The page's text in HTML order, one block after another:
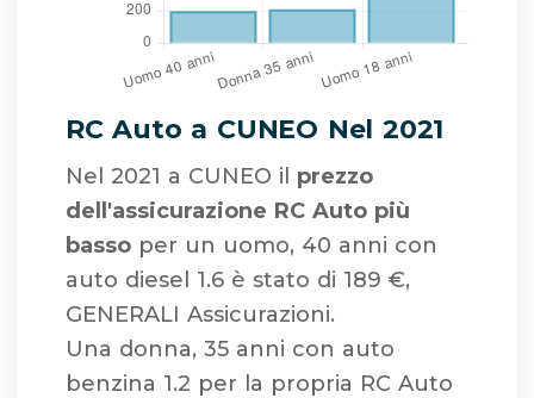
RC Auto a CUNEO Nel 2021
Nel 2021 a CUNEO il prezzo
dell'assicurazione RC Auto più
basso per un uomo, 40 anni con
auto diesel 1.6 è stato di 189 €,
GENERALI Assicurazioni.
Una donna, 35 anni con auto
benzina 1.2 per la propria RC Auto